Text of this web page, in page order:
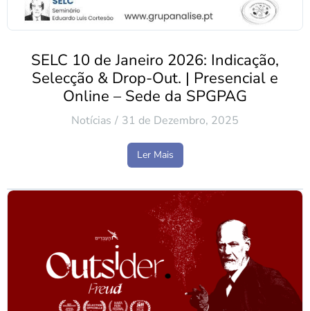
SELC 10 de Janeiro 2026: Indicação,
Selecção & Drop-Out. | Presencial e
Online – Sede da SPGPAG
Notícias 31 de Dezembro, 2025
Ler Mais